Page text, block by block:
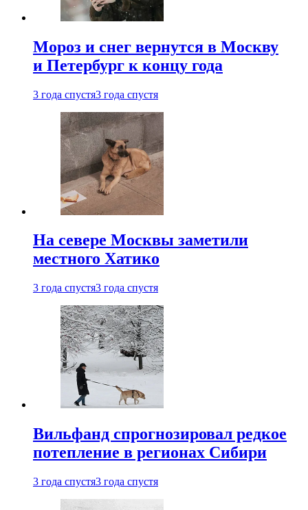
Мороз и снег вернутся в Москву
и Петербург к концу года
3 года спустя3 года спустя
На севере Москвы заметили
местного Хатико
3 года спустя3 года спустя
Вильфанд спрогнозировал редкое
потепление в регионах Сибири
3 года спустя3 года спустя